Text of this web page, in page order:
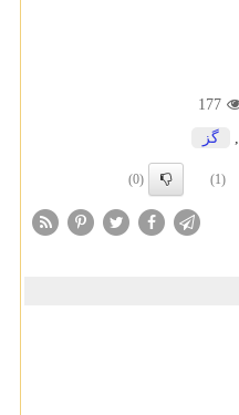
177
, گز
(1)
(0)